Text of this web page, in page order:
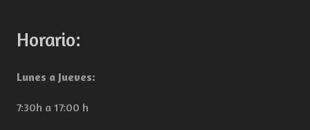
Horario:
Lunes a Jueves:
7:30h a 17:00 h